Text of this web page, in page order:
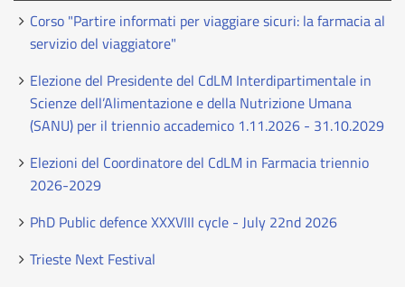
Corso "Partire informati per viaggiare sicuri: la farmacia al
servizio del viaggiatore"
Elezione del Presidente del CdLM Interdipartimentale in
Scienze dell’Alimentazione e della Nutrizione Umana
(SANU) per il triennio accademico 1.11.2026 - 31.10.2029
Elezioni del Coordinatore del CdLM in Farmacia triennio
2026-2029
PhD Public defence XXXVIII cycle - July 22nd 2026
Trieste Next Festival